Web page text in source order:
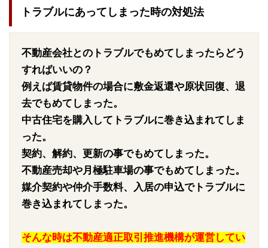
トラブルにあってしまった時の対処法
不動産会社とのトラブルでもめてしまったらどう
すればいいの？
例えば賃貸物件の場合に敷金返還や原状回復、退
去でもめてしまった。
中古住宅を購入してトラブルに巻き込まれてしま
った。
契約、解約、更新の事でもめてしまった。
不動産売却や月極駐車場の事でもめてしまった。
媒介契約や仲介手数料、入居の申込でトラブルに
巻き込まれてしまった。
そんな時は不動産適正取引推進機構が運営してい